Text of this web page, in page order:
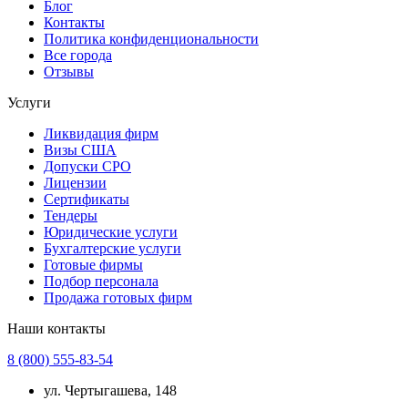
Блог
Контакты
Политика конфиденциональности
Все города
Отзывы
Услуги
Ликвидация фирм
Визы США
Допуски СРО
Лицензии
Сертификаты
Тендеры
Юридические услуги
Бухгалтерские услуги
Готовые фирмы
Подбор персонала
Продажа готовых фирм
Наши контакты
8 (800) 555-83-54
ул. Чертыгашева, 148